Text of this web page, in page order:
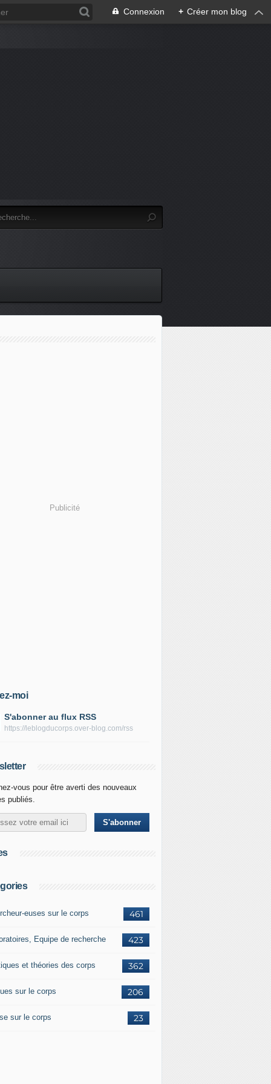
Connexion + Créer mon blog
Publicité
moi
S'abonner au flux RSS
https://leblogducorps.over-blog.com/rss
vous pour être averti des nouveaux
publiés.
461
euses sur le corps
423
Equipe de recherche
362
et théories des corps
206
sur le corps
23
sur le corps